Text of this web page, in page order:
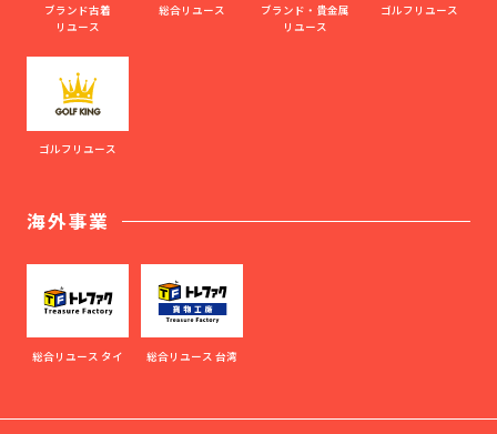
ブランド古着
リユース
総合リユース
ブランド・貴金属
リユース
ゴルフリユース
ゴルフリユース
海外事業
総合リユース タイ 総合リユース 台湾